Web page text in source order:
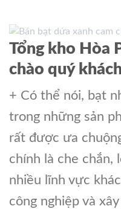
Tổng kho Hòa
chào quý
+ Có thể nói, bạt
trong những sản
rất được ưa
chính là che chắn,
nhiều lĩnh vực
công nghiệp và